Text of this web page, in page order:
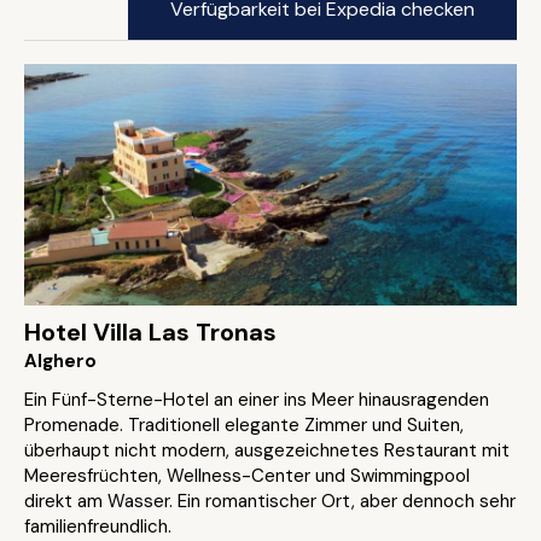
Verfügbarkeit bei Expedia checken
Hotel Villa Las Tronas
Alghero
Ein Fünf-Sterne-Hotel an einer ins Meer hinausragenden
Promenade. Traditionell elegante Zimmer und Suiten,
überhaupt nicht modern, ausgezeichnetes Restaurant mit
Meeresfrüchten, Wellness-Center und Swimmingpool
direkt am Wasser. Ein romantischer Ort, aber dennoch sehr
familienfreundlich.